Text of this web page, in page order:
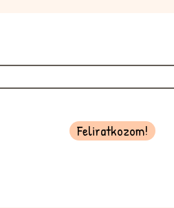
Feliratkozom!